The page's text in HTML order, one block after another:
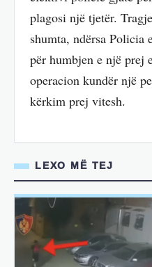
plagosi një tjetër.
shumta, ndërsa Policia
për humbjen e një prej
operacion kundër një
kërkim prej vitesh.
LEXO MË TEJ